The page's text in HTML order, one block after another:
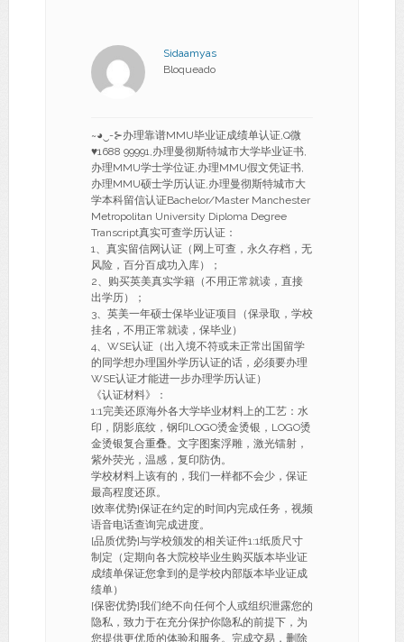
Sidaamyas
Bloqueado
~◕‿-⊱办理靠谱MMU毕业证成绩单认证,Q微
♥1688 99991,办理曼彻斯特城市大学毕业证书,
办理MMU学士学位证,办理MMU假文凭证书,
办理MMU硕士学历认证,办理曼彻斯特城市大
学本科留信认证Bachelor/Master Manchester
Metropolitan University Diploma Degree
Transcript真实可查学历认证：
1、真实留信网认证（网上可查，永久存档，无
风险，百分百成功入库）；
2、购买英美真实学籍（不用正常就读，直接
出学历）；
3、英美一年硕士保毕业证项目（保录取，学校
挂名，不用正常就读，保毕业）
4、WSE认证（出入境不符或未正常出国留学
的同学想办理国外学历认证的话，必须要办理
WSE认证才能进一步办理学历认证）
《认证材料》：
1:1完美还原海外各大学毕业材料上的工艺：水
印，阴影底纹，钢印LOGO烫金烫银，LOGO烫
金烫银复合重叠。文字图案浮雕，激光镭射，
紫外荧光，温感，复印防伪。
学校材料上该有的，我们一样都不会少，保证
最高程度还原。
[效率优势]保证在约定的时间内完成任务，视频
语音电话查询完成进度。
[品质优势]与学校颁发的相关证件1:1纸质尺寸
制定（定期向各大院校毕业生购买版本毕业证
成绩单保证您拿到的是学校内部版本毕业证成
绩单）
[保密优势]我们绝不向任何个人或组织泄露您的
隐私，致力于在充分保护你隐私的前提下，为
您提供更优质的体验和服务。完成交易，删除